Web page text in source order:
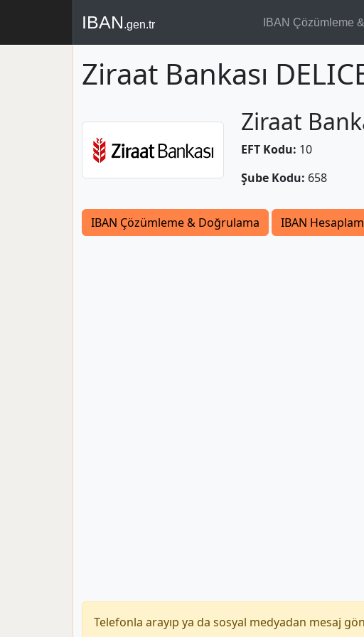
IBAN.gen.tr IBAN Çözümleme
Ziraat Bankası
Ziraat
EFT Kodu: 10
Şube Kodu: 658
IBAN Çözümleme & Doğrulama IBAN
Telefonla arayıp ya da sosyal medyadan mesaj